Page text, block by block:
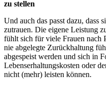
zu stellen
Und auch das passt dazu, dass
zutrauen. Die eigene Leistung
fühlt sich für viele Frauen nach
nie abgelegte Zurückhaltung
abgespeist werden und sich in
Lebenserhaltungskosten oder
nicht (mehr) leisten können.